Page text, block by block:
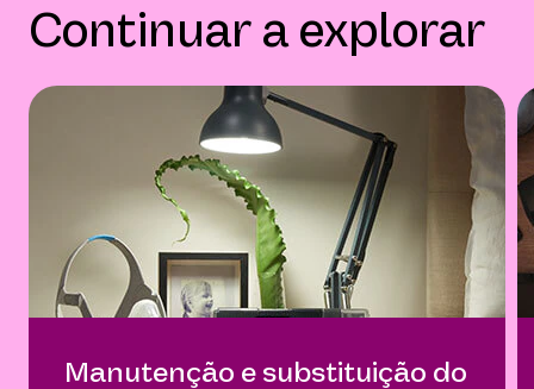
Continuar a explorar
Manutenção e substituição do